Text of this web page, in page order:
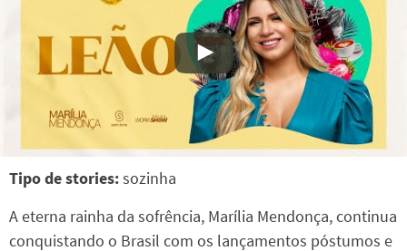
Tipo de stories:sozinha
A eterna rainha da sofrência, Marília Mendonça, continua
conquistando o Brasil com os lançamentos póstumos e